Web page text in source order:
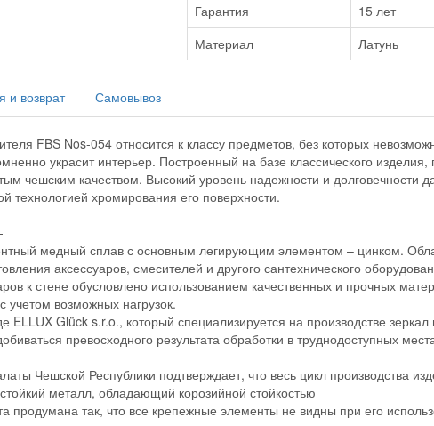
Гарантия
15 лет
Материал
Латунь
и возврат Самовывоз
FBS Nos-054 относится к классу предметов, без которых
украсит интерьер. Построенный на базе классического изделия,
чешским качеством. Высокий уровень надежности и долговечности
технологией хромирования его поверхности.
медный сплав с основным легирующим элементом – цинком.
аксессуаров, смесителей и другого сантехнического
к стене обусловлено использованием качественных и прочных
учетом возможных нагрузок.
ELLUX Glück s.r.o., который специализируется на производстве
превосходного результата обработки в труднодоступных
Чешской Республики подтверждает, что весь цикл производства
металл, обладающий корозийной стойкостью
продумана так, что все крепежные элементы не видны при его